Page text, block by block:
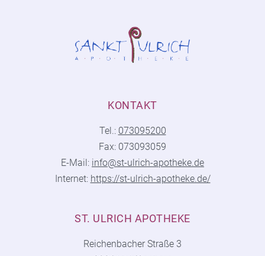
KONTAKT
Tel.: 073095200
Fax: 073093059
E-Mail: info@st-ulrich-apotheke.de
Internet: https://st-ulrich-apotheke.de/
ST. ULRICH APOTHEKE
Reichenbacher Straße 3